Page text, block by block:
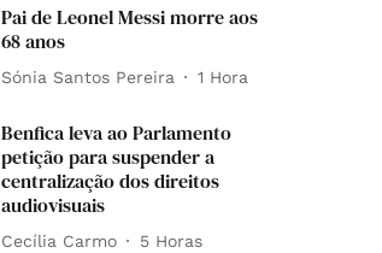
Pai de Leonel Messi morre aos
68 anos
Sónia Santos Pereira 1 Hora
Benfica leva ao Parlamento
petição para suspender a
centralização dos direitos
audiovisuais
Cecília Carmo 5 Horas